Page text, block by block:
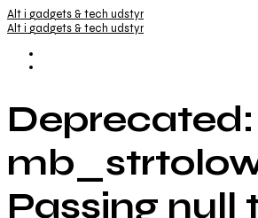
Alt i gadgets & tech udstyr
Alt i gadgets & tech udstyr
Deprecated:
Passing null